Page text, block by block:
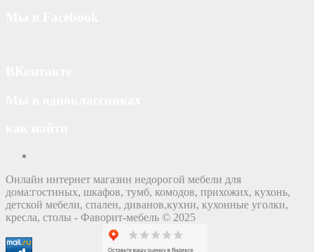
Онлайн интернет магазин недорогой мебели для
дома:гостиных, шкафов, тумб, комодов, прихожих, кухонь,
детской мебели, спален, диванов,кухни, кухонные уголки,
кресла, столы - Фаворит-мебель © 2025